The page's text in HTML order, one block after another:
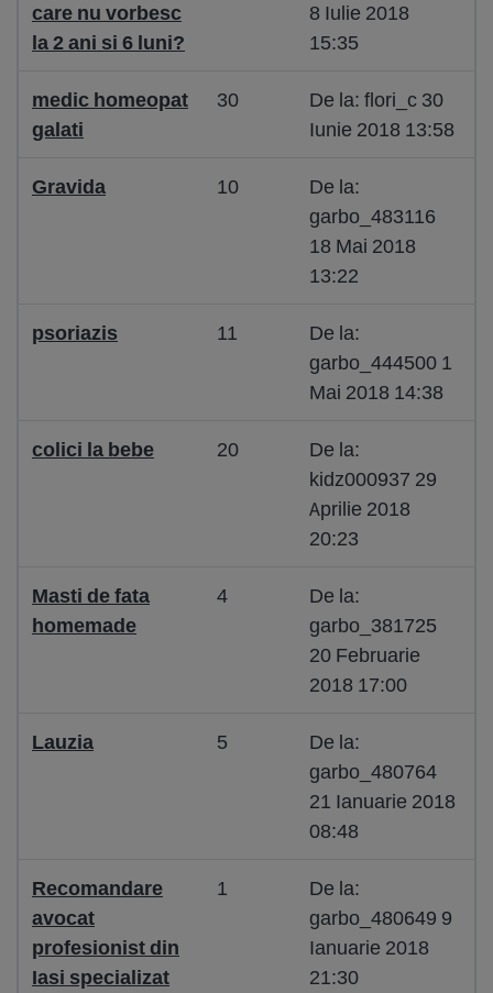
care nu vorbesc
la 2 ani si 6 luni?
8 Iulie 2018
15:35
medic homeopat
galati
30
De la: flori_c 30
Iunie 2018 13:58
Gravida 10
De la:
garbo_483116
18 Mai 2018
13:22
psoriazis 11
De la:
garbo_444500 1
Mai 2018 14:38
colici la bebe 20
De la:
kidz000937 29
Aprilie 2018
20:23
Masti de fata
homemade
4
De la:
garbo_381725
20 Februarie
2018 17:00
Lauzia 5
De la:
garbo_480764
21 Ianuarie 2018
08:48
Recomandare
avocat
profesionist din
Iasi specializat
1
De la:
garbo_480649 9
Ianuarie 2018
21:30